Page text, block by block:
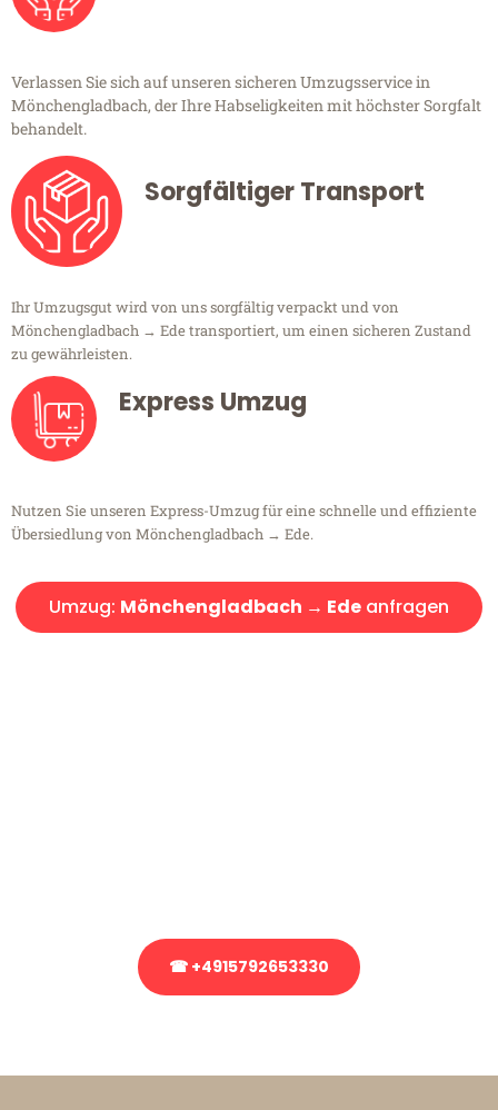
Verlassen Sie sich auf unseren sicheren Umzugsservice in
Mönchengladbach, der Ihre Habseligkeiten mit höchster Sorgfalt
behandelt.
Sorgfältiger Transport
Ihr Umzugsgut wird von uns sorgfältig verpackt und von
Mönchengladbach → Ede transportiert, um einen sicheren Zustand
zu gewährleisten.
Express Umzug
Nutzen Sie unseren Express-Umzug für eine schnelle und effiziente
Übersiedlung von Mönchengladbach → Ede.
Umzug: Mönchengladbach → Ede anfragen
☎ +4915792653330